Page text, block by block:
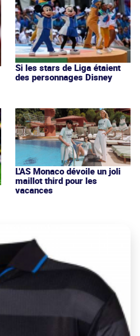
Si les stars de Liga étaient
des personnages Disney
L'AS Monaco dévoile un joli
maillot third pour les
vacances